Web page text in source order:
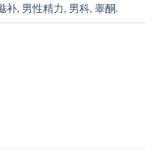
补, 男性精力, 男科, 睾酮.